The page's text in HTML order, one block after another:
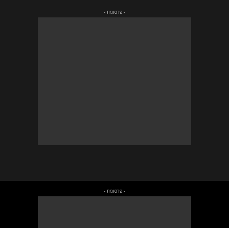
- פרסומת -
- פרסומת -